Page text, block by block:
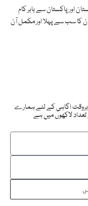
اور پاکستان سے باہر کام
کا سب سے پہلا اور مکمل آن
بروقت اگاہی کے لئے ہمارے
لاکھوں میں ہے